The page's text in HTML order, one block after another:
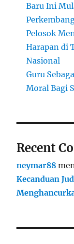
Baru Ini
Pelosok
Harapan di
Nasional
Guru
Moral Bagi
Recent
neymar88
Kecanduan